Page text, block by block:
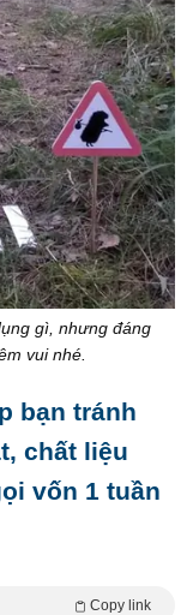
gì, nhưng đáng
vui nhé.
bạn tránh
chất liệu
vốn 1 tuần
Copy link